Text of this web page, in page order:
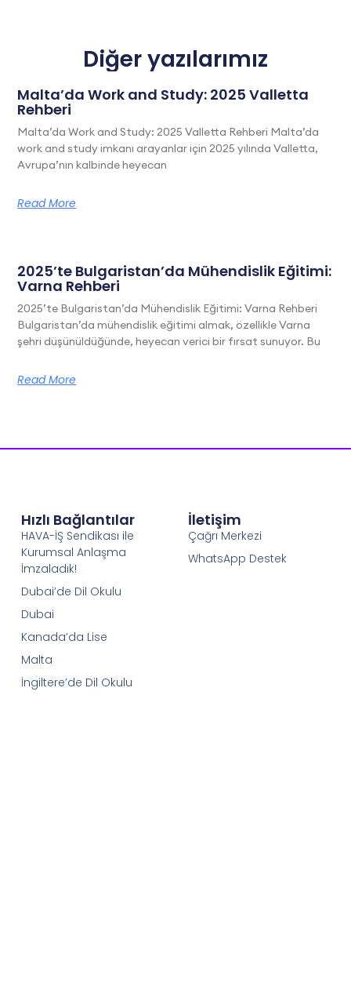
Diğer yazılarımız
Malta’da Work and Study: 2025 Valletta
Rehberi
Malta’da Work and Study: 2025 Valletta Rehberi Malta’da
work and study imkanı arayanlar için 2025 yılında Valletta,
Avrupa’nın kalbinde heyecan
Read More
2025’te Bulgaristan’da Mühendislik Eğitimi:
Varna Rehberi
2025’te Bulgaristan’da Mühendislik Eğitimi: Varna Rehberi
Bulgaristan’da mühendislik eğitimi almak, özellikle Varna
şehri düşünüldüğünde, heyecan verici bir fırsat sunuyor. Bu
Read More
Hızlı Bağlantılar
HAVA-İŞ Sendikası ile
Kurumsal Anlaşma
İmzaladık!
Dubai’de Dil Okulu
Dubai
Kanada’da Lise
Malta
İngiltere’de Dil Okulu
İletişim
Çağrı Merkezi
WhatsApp Destek